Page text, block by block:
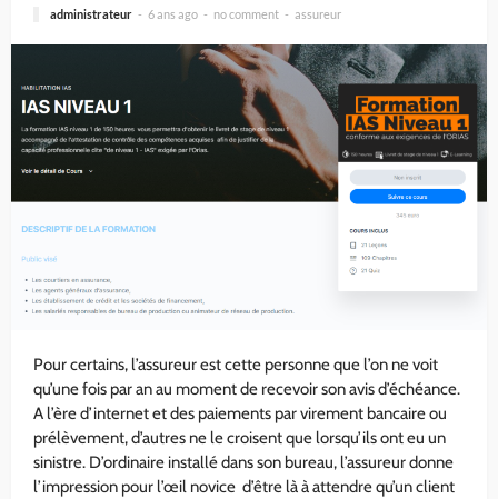
administrateur 6 ans ago no comment assureur
Pour certains, l’assureur est cette personne que l’on ne voit
qu’une fois par an au moment de recevoir son avis d’échéance.
A l’ère d’internet et des paiements par virement bancaire ou
prélèvement, d’autres ne le croisent que lorsqu’ils ont eu un
sinistre. D’ordinaire installé dans son bureau, l’assureur donne
l’impression pour l’œil novice d’être là à attendre qu’un client